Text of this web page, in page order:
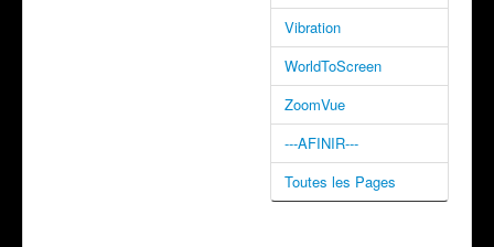
Vibration
WorldToScreen
ZoomVue
---AFINIR---
Toutes les Pages